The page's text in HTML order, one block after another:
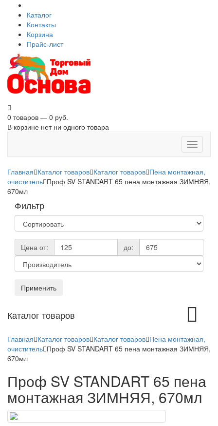
Каталог
Контакты
Корзина
Прайс-лист
0 товаров — 0 руб.
В корзине нет ни одного товара
Toggle
Главная Каталог товаров Каталог товаров Пена монтажная,
очиститель Проф SV STANDART 65 пена монтажная ЗИМНЯЯ,
670мл
Фильтр
Цена от: до:
Применить
Каталог товаров
Toggle
navigation
Главная Каталог товаров Каталог товаров Пена монтажная,
очиститель Проф SV STANDART 65 пена монтажная ЗИМНЯЯ,
670мл
Проф SV STANDART 65 пена
монтажная ЗИМНЯЯ, 670мл